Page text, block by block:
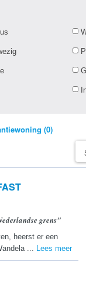
(0)
grens"
heerst er een
... Lees meer